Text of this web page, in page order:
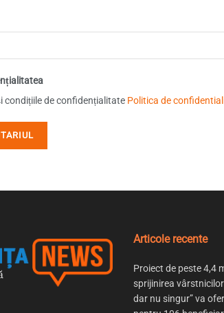
condițiile de confidențialitate Politica de
Articole recente
Proiect de peste 4,4
sprijinirea
dar nu singur” va